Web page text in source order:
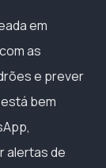
em
as
e prever
bem
alertas de